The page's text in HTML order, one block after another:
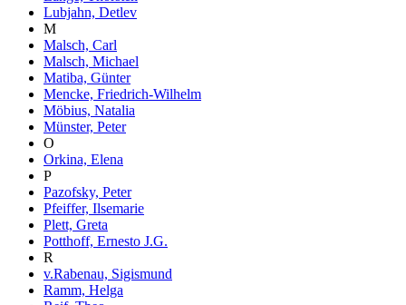
Lubjahn, Detlev
M
Malsch, Carl
Malsch, Michael
Matiba, Günter
Mencke, Friedrich-Wilhelm
Möbius, Natalia
Münster, Peter
O
Orkina, Elena
P
Pazofsky, Peter
Pfeiffer, Ilsemarie
Plett, Greta
Potthoff, Ernesto J.G.
R
v.Rabenau, Sigismund
Ramm, Helga